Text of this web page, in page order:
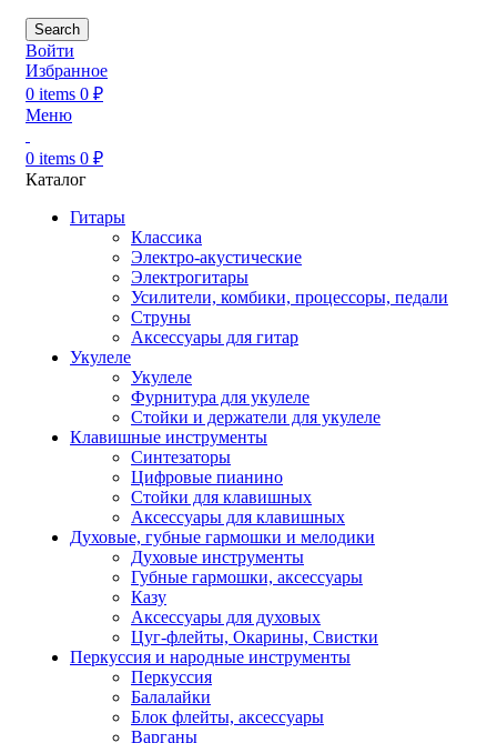
Search
Войти
Избранное
0 items 0 ₽
Меню
0 items 0 ₽
Каталог
Гитары
Классика
Электро-акустические
Электрогитары
Усилители, комбики, процессоры, педали
Струны
Аксессуары для гитар
Укулеле
Укулеле
Фурнитура для укулеле
Стойки и держатели для укулеле
Клавишные инструменты
Синтезаторы
Цифровые пианино
Стойки для клавишных
Аксессуары для клавишных
Духовые, губные гармошки и мелодики
Духовые инструменты
Губные гармошки, аксессуары
Казу
Аксессуары для духовых
Цуг-флейты, Окарины, Свистки
Перкуссия и народные инструменты
Перкуссия
Балалайки
Блок флейты, аксессуары
Варганы